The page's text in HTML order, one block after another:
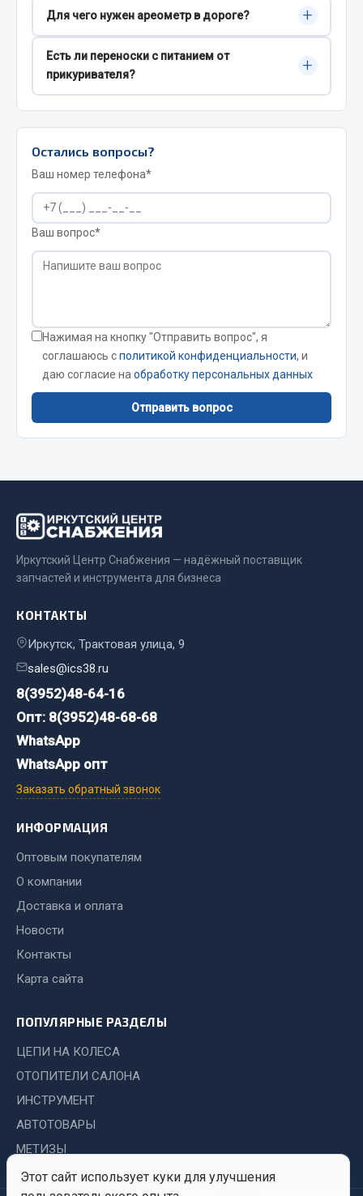
Всё для сварки
Газосварка
Маски, краги сварщика
Весь раздел
CUMMINS HAFFEN
Весь раздел
Весь раздел
Тросы
3 ton
Abro
Agat auto
Alteco
Aвтосил
Chevron
Горелки, баллоны, плитки газовые
Замки
Лампы паяльные, керосиновые
Спецодежда
Лестницы, стремянки
Товары для дома
Весь раздел
подойдёт DT-838 или DT-890G — есть прозвонка,
измерение напряжения, тока и сопротивления.
Для работы с датчиками температуры берите
модель с термопарой (DT-9208A).
Для чего нужен ареометр в дороге? +
антифриза (готов ли к морозам), плотность
электролита в аккумуляторе и качество
Есть ли переноски с питанием от
прикуривателя?
+
источника 220В.
Остались вопросы?
Ваш номер телефона*
Ваш вопрос*
Нажимая на кнопку "Отправить вопрос", я
соглашаюсь сполитикой конфиденциальности, и
даю согласие на обработку персональных данных
Отправить вопрос
Этот сайт использует куки для улучшения
Иркутский Центр Снабжения — надёжный поставщик
запчастей и инструмента для бизнеса
КОНТАКТЫ
Иркутск, Трактовая улица, 9
sales@ics38.ru
8(3952)48-64-16
Опт: 8(3952)48-68-68
WhatsApp
WhatsApp опт
Заказать обратный звонок
ИНФОРМАЦИЯ
Оптовым покупателям
О компании
Доставка и оплата
Новости
Контакты
Карта сайта
ПОПУЛЯРНЫЕ РАЗДЕЛЫ
ЦЕПИ НА КОЛЕСА
ОТОПИТЕЛИ САЛОНА
ИНСТРУМЕНТ
АВТОТОВАРЫ
МЕТИЗЫ